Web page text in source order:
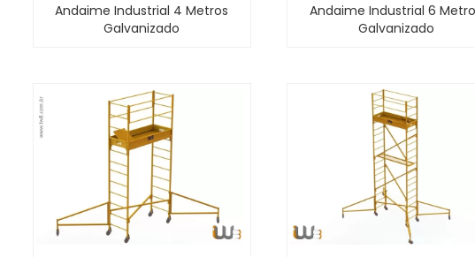
Andaime Industrial 4 Metros
Galvanizado
Andaime Industrial 6
Galvanizado